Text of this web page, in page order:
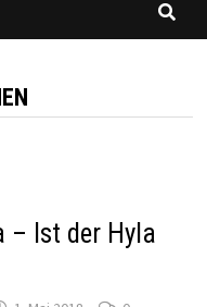
– Ist der Hyla